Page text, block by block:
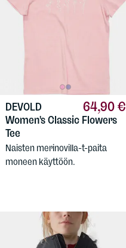
64,90 €
DEVOLD
Women's Classic Flowers
Tee
Naisten merinovilla-t-paita
moneen käyttöön.